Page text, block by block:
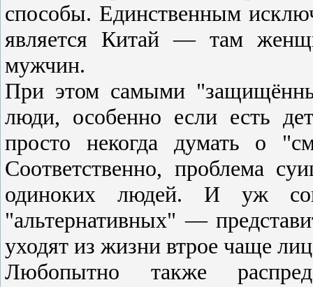
способы. Единственным
является Китай — там
мужчин.
При этом самыми
люди, особенно если есть
просто некогда думать о
Соответственно, проблема
одиноких людей. И уж
"альтернативных" —
уходят из жизни втрое чаще
Любопытно также